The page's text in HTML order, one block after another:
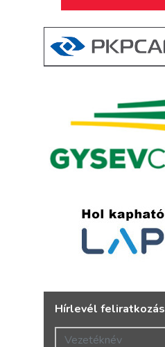
Hírlevél feliratkozás
Vezetéknév